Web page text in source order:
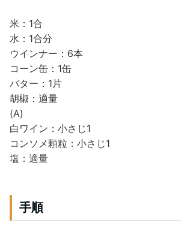
米：1合
水：1合分
ウインナー：6本
コーン缶：1缶
バター：1片
胡椒：適量
(A)
白ワイン：小さじ1
コンソメ顆粒：小さじ1
塩：適量
手順